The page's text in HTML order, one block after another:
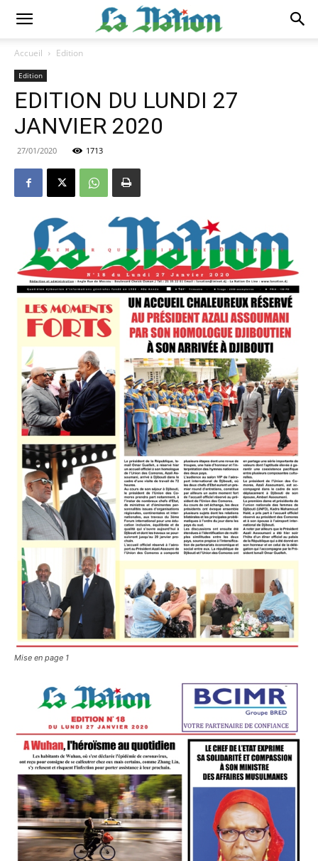
Accueil Edition
Edition
EDITION DU LUNDI 27
JANVIER 2020
27/01/2020 1713
Mise en page 1